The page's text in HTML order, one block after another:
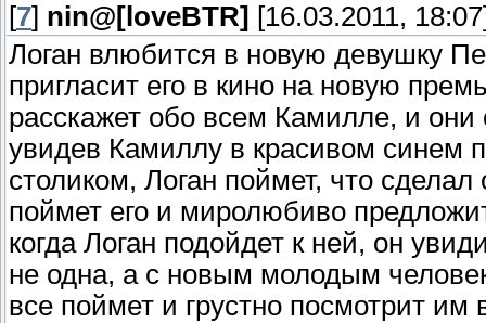
[7] nin@[loveBTR] [16.03.2011,
Логан влюбится в новую девушку
пригласит его в кино на новую
расскажет обо всем Камилле, и
увидев Камиллу в красивом синем
столиком, Логан поймет, что
поймет его и миролюбиво
когда Логан подойдет к ней, он
не одна, а с новым молодым
все поймет и грустно посмотрит